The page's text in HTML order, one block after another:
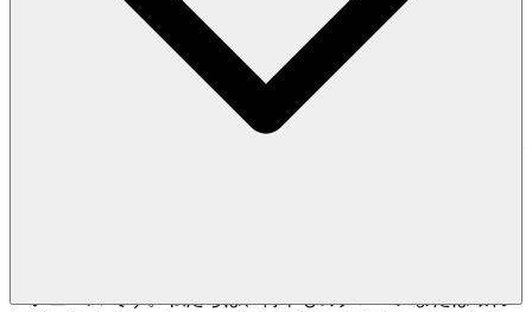
4. プレイヤーへの敬意：厳選された、品質第一の
あなたの時間と知性は、低品質のジャンクに無駄にされるに
ーフェース